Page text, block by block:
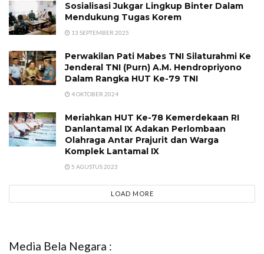
Sosialisasi Jukgar Lingkup Binter Dalam
Mendukung Tugas Korem
13 SEPTEMBER 2025
Perwakilan Pati Mabes TNI Silaturahmi Ke
Jenderal TNI (Purn) A.M. Hendropriyono
Dalam Rangka HUT Ke-79 TNI
4 OKTOBER 2024
Meriahkan HUT Ke-78 Kemerdekaan RI
Danlantamal IX Adakan Perlombaan
Olahraga Antar Prajurit dan Warga
Komplek Lantamal IX
5 AGUSTUS 2023
LOAD MORE
Media Bela Negara :